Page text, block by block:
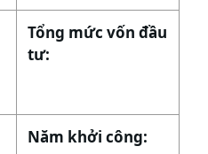
Tổng mức vốn đầu
tư:
Năm khởi công: